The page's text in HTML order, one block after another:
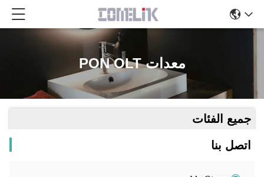
معدات PON OLT
جميع الفئات
اتصل بنا